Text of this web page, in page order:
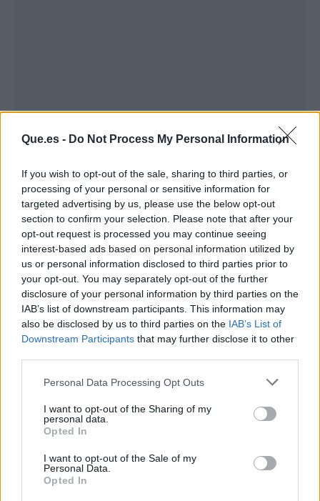
Que.es - Do Not Process My Personal Information
If you wish to opt-out of the sale, sharing to third parties, or
processing of your personal or sensitive information for
targeted advertising by us, please use the below opt-out
section to confirm your selection. Please note that after your
opt-out request is processed you may continue seeing
interest-based ads based on personal information utilized by
us or personal information disclosed to third parties prior to
your opt-out. You may separately opt-out of the further
disclosure of your personal information by third parties on the
IAB’s list of downstream participants. This information may
also be disclosed by us to third parties on the IAB’s List of
Downstream Participants that may further disclose it to other
Personal Data Processing Opt Outs
I want to opt-out of the Sharing of my
personal data.
Opted In
I want to opt-out of the Sale of my
Personal Data.
Opted In
Publicidad
Durante el verano aumentan las celebraciones,
También se incrementa el uso de ciertos
medicamentos fotosensibles o sedantes por
ambos casos, se trata de factores que afectan
directamente la capacidad de conducción.